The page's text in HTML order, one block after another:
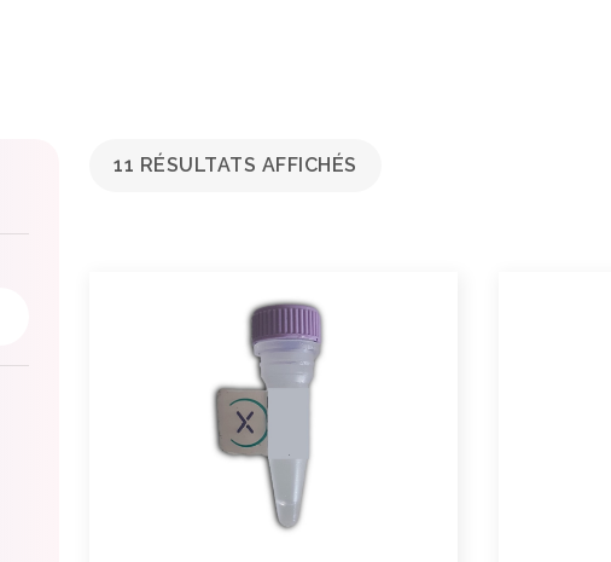
11 RÉSULTATS AFFICHÉS